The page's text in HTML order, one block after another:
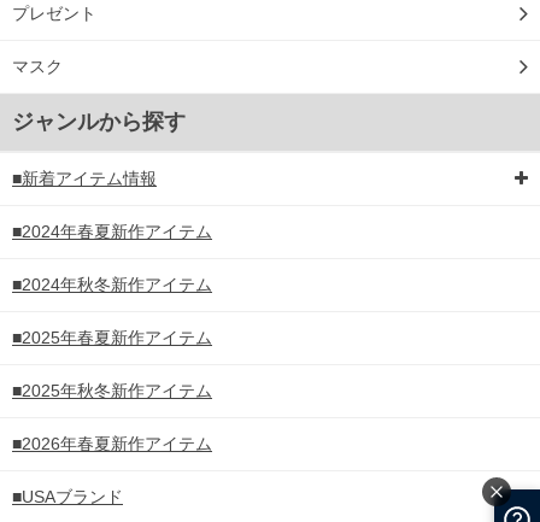
プレゼント
マスク
ジャンルから探す
■新着アイテム情報
■2024年春夏新作アイテム
■2024年秋冬新作アイテム
■2025年春夏新作アイテム
■2025年秋冬新作アイテム
■2026年春夏新作アイテム
■USAブランド